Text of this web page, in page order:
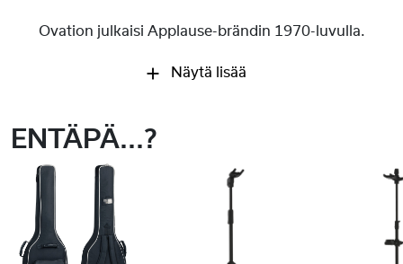
Ovation julkaisi Applause-brändin 1970-luvulla.
Näytä lisää
ENTÄPÄ...?